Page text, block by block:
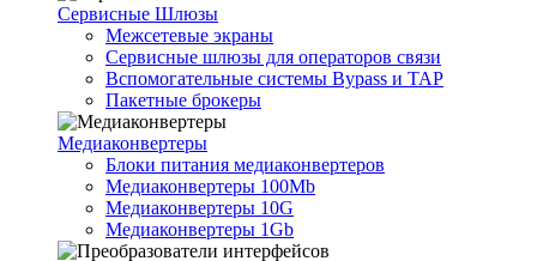
Сервисные Шлюзы
Межсетевые экраны
Сервисные шлюзы для операторов связи
Вспомогательные системы Bypass и TAP
Пакетные брокеры
Медиаконвертеры
Блоки питания медиаконвертеров
Медиаконвертеры 100Mb
Медиаконвертеры 10G
Медиаконвертеры 1Gb